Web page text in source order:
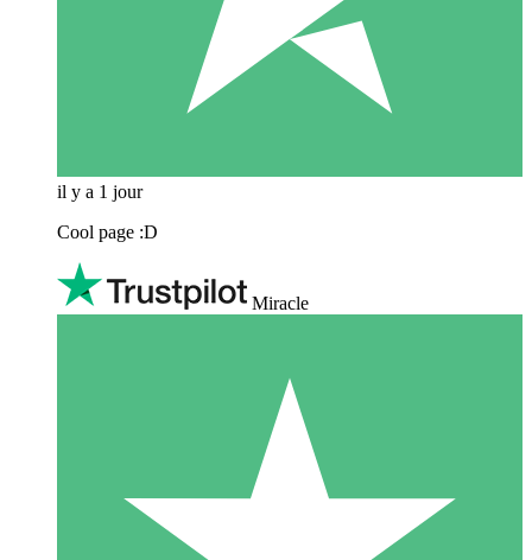
il y a 1 jour
Cool page :D
Miracle